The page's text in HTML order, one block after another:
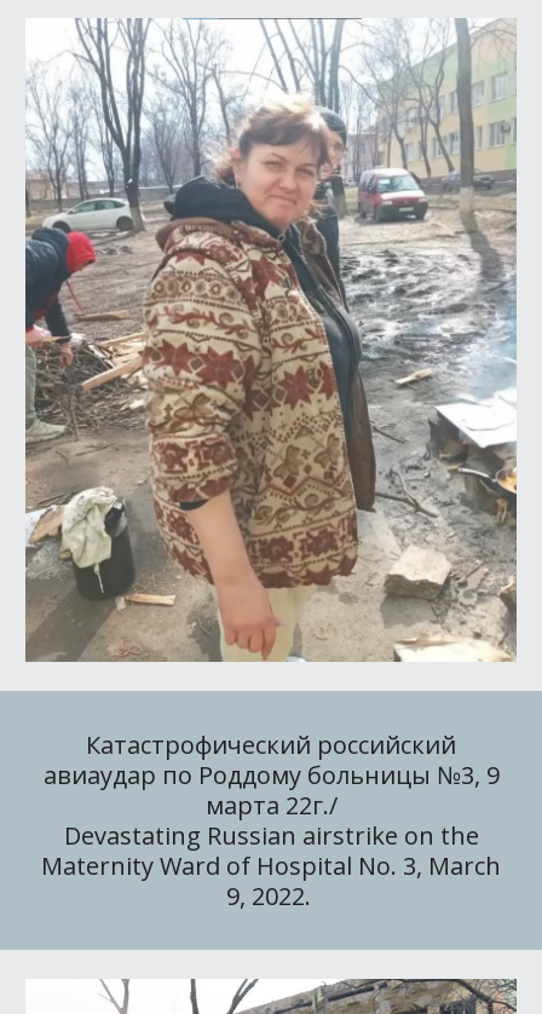
Катастрофический российский
авиаудар по Роддому больницы №3, 9
марта 22г./
Devastating Russian airstrike on the
Maternity Ward of Hospital No. 3, March
9, 2022.